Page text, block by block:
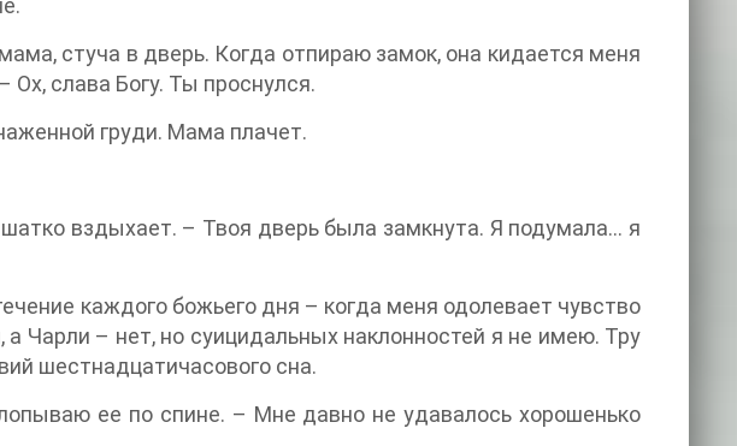
стуча в дверь. Когда отпираю замок, она кидается меня
слава Богу. Ты проснулся.
груди. Мама плачет.
вздыхает. – Твоя дверь была замкнута. Я подумала… я
каждого божьего дня – когда меня одолевает чувство
Чарли – нет, но суицидальных наклонностей я не имею. Тру
шестнадцатичасового сна.
ее по спине. – Мне давно не удавалось хорошенько